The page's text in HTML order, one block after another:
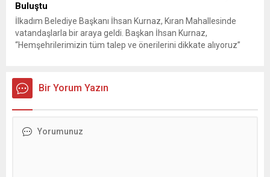
Buluştu
İlkadım Belediye Başkanı İhsan Kurnaz, Kıran Mahallesinde
vatandaşlarla bir araya geldi. Başkan İhsan Kurnaz,
“Hemşehrilerimizin tüm talep ve önerilerini dikkate alıyoruz”
sohbet eden, onların talep ve önerileri dinleyen Başkan İhsan
Kurnaz, gelen taleplerin çözümü için...
Bir Yorum Yazın